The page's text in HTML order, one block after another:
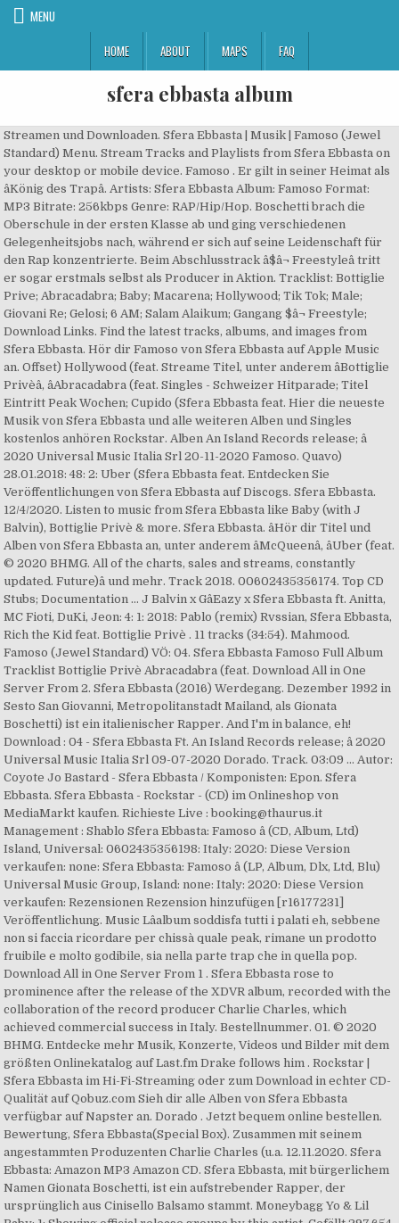
MENU
HOME
ABOUT MAPS FAQ
sfera ebbasta album
Streamen und Downloaden. Sfera Ebbasta | Musik | Famoso (Jewel
Standard) Menu. Stream Tracks and Playlists from Sfera Ebbasta on
your desktop or mobile device. Famoso . Er gilt in seiner Heimat als
âKönig des Trapâ. Artists: Sfera Ebbasta Album: Famoso Format:
MP3 Bitrate: 256kbps Genre: RAP/Hip/Hop. Boschetti brach die
Oberschule in der ersten Klasse ab und ging verschiedenen
Gelegenheitsjobs nach, während er sich auf seine Leidenschaft für
den Rap konzentrierte. Beim Abschlusstrack â$â¬ Freestyleâ tritt
er sogar erstmals selbst als Producer in Aktion. Tracklist: Bottiglie
Prive; Abracadabra; Baby; Macarena; Hollywood; Tik Tok; Male;
Giovani Re; Gelosi; 6 AM; Salam Alaikum; Gangang $â¬ Freestyle;
Download Links. Find the latest tracks, albums, and images from
Sfera Ebbasta. Hör dir Famoso von Sfera Ebbasta auf Apple Music
an. Offset) Hollywood (feat. Streame Titel, unter anderem âBottiglie
Privèâ, âAbracadabra (feat. Singles - Schweizer Hitparade; Titel
Eintritt Peak Wochen; Cupido (Sfera Ebbasta feat. Hier die neueste
Musik von Sfera Ebbasta und alle weiteren Alben und Singles
kostenlos anhören Rockstar. Alben An Island Records release; â
2020 Universal Music Italia Srl 20-11-2020 Famoso. Quavo)
28.01.2018: 48: 2: Uber (Sfera Ebbasta feat. Entdecken Sie
Veröffentlichungen von Sfera Ebbasta auf Discogs. Sfera Ebbasta.
12/4/2020. Listen to music from Sfera Ebbasta like Baby (with J
Balvin), Bottiglie Privè & more. Sfera Ebbasta. âHör dir Titel und
Alben von Sfera Ebbasta an, unter anderem âMcQueenâ, âUber (feat.
© 2020 BHMG. All of the charts, sales and streams, constantly
updated. Future)â und mehr. Track 2018. 00602435356174. Top CD
Stubs; Documentation ... J Balvin x GâEazy x Sfera Ebbasta ft. Anitta,
MC Fioti, DuKi, Jeon: 4: 1: 2018: Pablo (remix) Rvssian, Sfera Ebbasta,
Rich the Kid feat. Bottiglie Privè . 11 tracks (34:54). Mahmood.
Famoso (Jewel Standard) VÖ: 04. Sfera Ebbasta Famoso Full Album
Tracklist Bottiglie Privè Abracadabra (feat. Download All in One
Server From 2. Sfera Ebbasta (2016) Werdegang. Dezember 1992 in
Sesto San Giovanni, Metropolitanstadt Mailand, als Gionata
Boschetti) ist ein italienischer Rapper. And I'm in balance, eh!
Download : 04 - Sfera Ebbasta Ft. An Island Records release; â 2020
Universal Music Italia Srl 09-07-2020 Dorado. Track. 03:09 ... Autor:
Coyote Jo Bastard - Sfera Ebbasta / Komponisten: Epon. Sfera
Ebbasta. Sfera Ebbasta - Rockstar - (CD) im Onlineshop von
MediaMarkt kaufen. Richieste Live : booking@thaurus.it
Management : Shablo Sfera Ebbasta: Famoso â (CD, Album, Ltd)
Island, Universal: 0602435356198: Italy: 2020: Diese Version
verkaufen: none: Sfera Ebbasta: Famoso â (LP, Album, Dlx, Ltd, Blu)
Universal Music Group, Island: none: Italy: 2020: Diese Version
verkaufen: Rezensionen Rezension hinzufügen [r16177231]
Veröffentlichung. Music Lâalbum soddisfa tutti i palati eh, sebbene
non si faccia ricordare per chissà quale peak, rimane un prodotto
fruibile e molto godibile, sia nella parte trap che in quella pop.
Download All in One Server From 1 . Sfera Ebbasta rose to
prominence after the release of the XDVR album, recorded with the
collaboration of the record producer Charlie Charles, which
achieved commercial success in Italy. Bestellnummer. 01. © 2020
BHMG. Entdecke mehr Musik, Konzerte, Videos und Bilder mit dem
größten Onlinekatalog auf Last.fm Drake follows him . Rockstar |
Sfera Ebbasta im Hi-Fi-Streaming oder zum Download in echter CD-
Qualität auf Qobuz.com Sieh dir alle Alben von Sfera Ebbasta
verfügbar auf Napster an. Dorado . Jetzt bequem online bestellen.
Bewertung, Sfera Ebbasta(Special Box). Zusammen mit seinem
angestammten Produzenten Charlie Charles (u.a. 12.11.2020. Sfera
Ebbasta: Amazon MP3 Amazon CD. Sfera Ebbasta, mit bürgerlichem
Namen Gionata Boschetti, ist ein aufstrebender Rapper, der
ursprünglich aus Cinisello Balsamo stammt. Moneybagg Yo & Lil